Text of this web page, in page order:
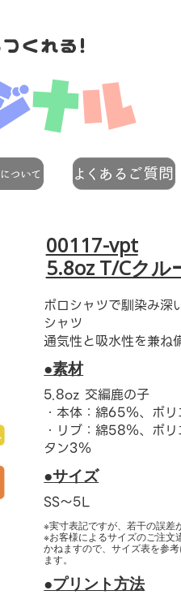
00117-vpt
5.8oz T/Cクル
ポロシャツで馴染み深
シャツ
通気性と吸水性を兼ね
●素材
5.8oz 交編鹿の子
・本体：綿65％、ポ
・リブ：綿58％、ポ
タン3％
●サイズ
SS〜5L
※実寸表記ですが、若干の誤差
※お客様によるサイズのご注文
かねますので、サイズ表を参
ます。
●プリント方法